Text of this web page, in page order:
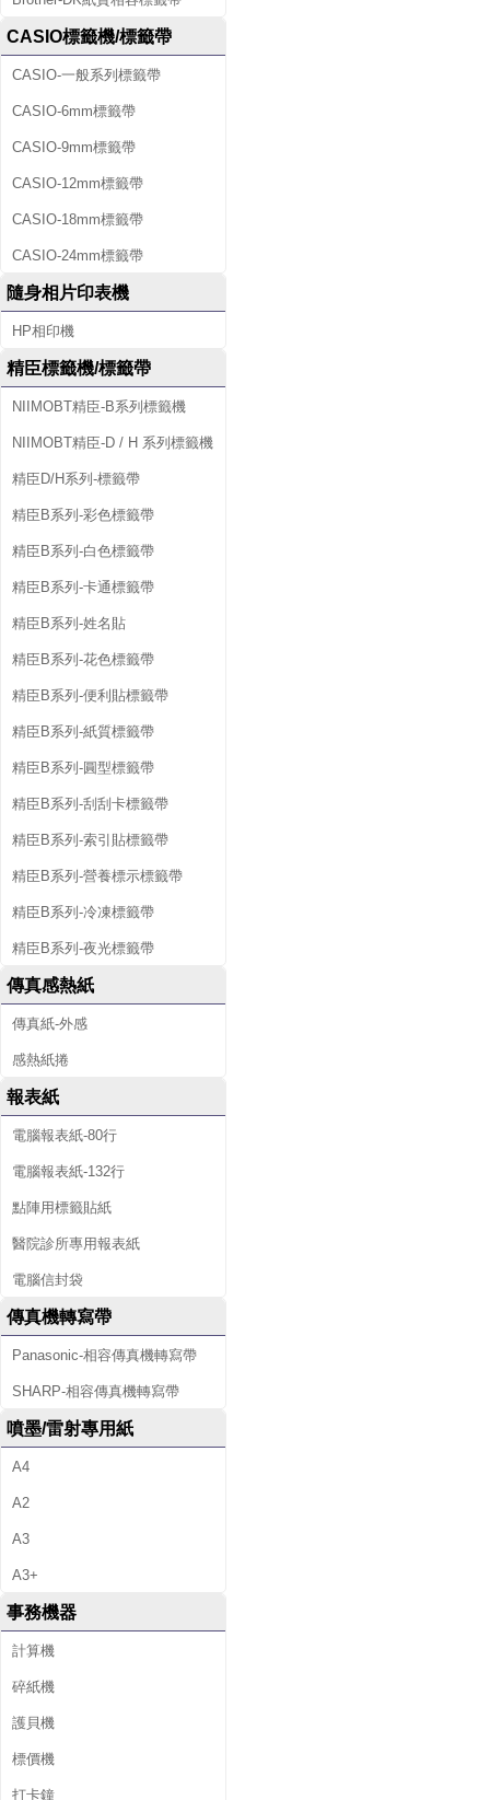
CASIO標籤機/標籤帶
CASIO-一般系列標籤帶
CASIO-6mm標籤帶
CASIO-9mm標籤帶
CASIO-12mm標籤帶
CASIO-18mm標籤帶
CASIO-24mm標籤帶
隨身相片印表機
HP相印機
精臣標籤機/標籤帶
NIIMOBT精臣-B系列標籤機
NIIMOBT精臣-D / H 系列標籤機
精臣D/H系列-標籤帶
精臣B系列-彩色標籤帶
精臣B系列-白色標籤帶
精臣B系列-卡通標籤帶
精臣B系列-姓名貼
精臣B系列-花色標籤帶
精臣B系列-便利貼標籤帶
精臣B系列-紙質標籤帶
精臣B系列-圓型標籤帶
精臣B系列-刮刮卡標籤帶
精臣B系列-索引貼標籤帶
精臣B系列-營養標示標籤帶
精臣B系列-冷凍標籤帶
精臣B系列-夜光標籤帶
傳真感熱紙
傳真紙-外感
感熱紙捲
報表紙
電腦報表紙-80行
電腦報表紙-132行
點陣用標籤貼紙
醫院診所專用報表紙
電腦信封袋
傳真機轉寫帶
Panasonic-相容傳真機轉寫帶
SHARP-相容傳真機轉寫帶
噴墨/雷射專用紙
A4
A2
A3
A3+
事務機器
計算機
碎紙機
護貝機
標價機
打卡鐘